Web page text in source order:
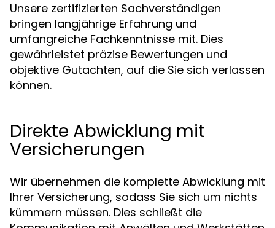
Unsere zertifizierten Sachverständigen
bringen langjährige Erfahrung und
umfangreiche Fachkenntnisse mit. Dies
gewährleistet präzise Bewertungen und
objektive Gutachten, auf die Sie sich verlassen
können.
Direkte Abwicklung mit
Versicherungen
Wir übernehmen die komplette Abwicklung mit
Ihrer Versicherung, sodass Sie sich um nichts
kümmern müssen. Dies schließt die